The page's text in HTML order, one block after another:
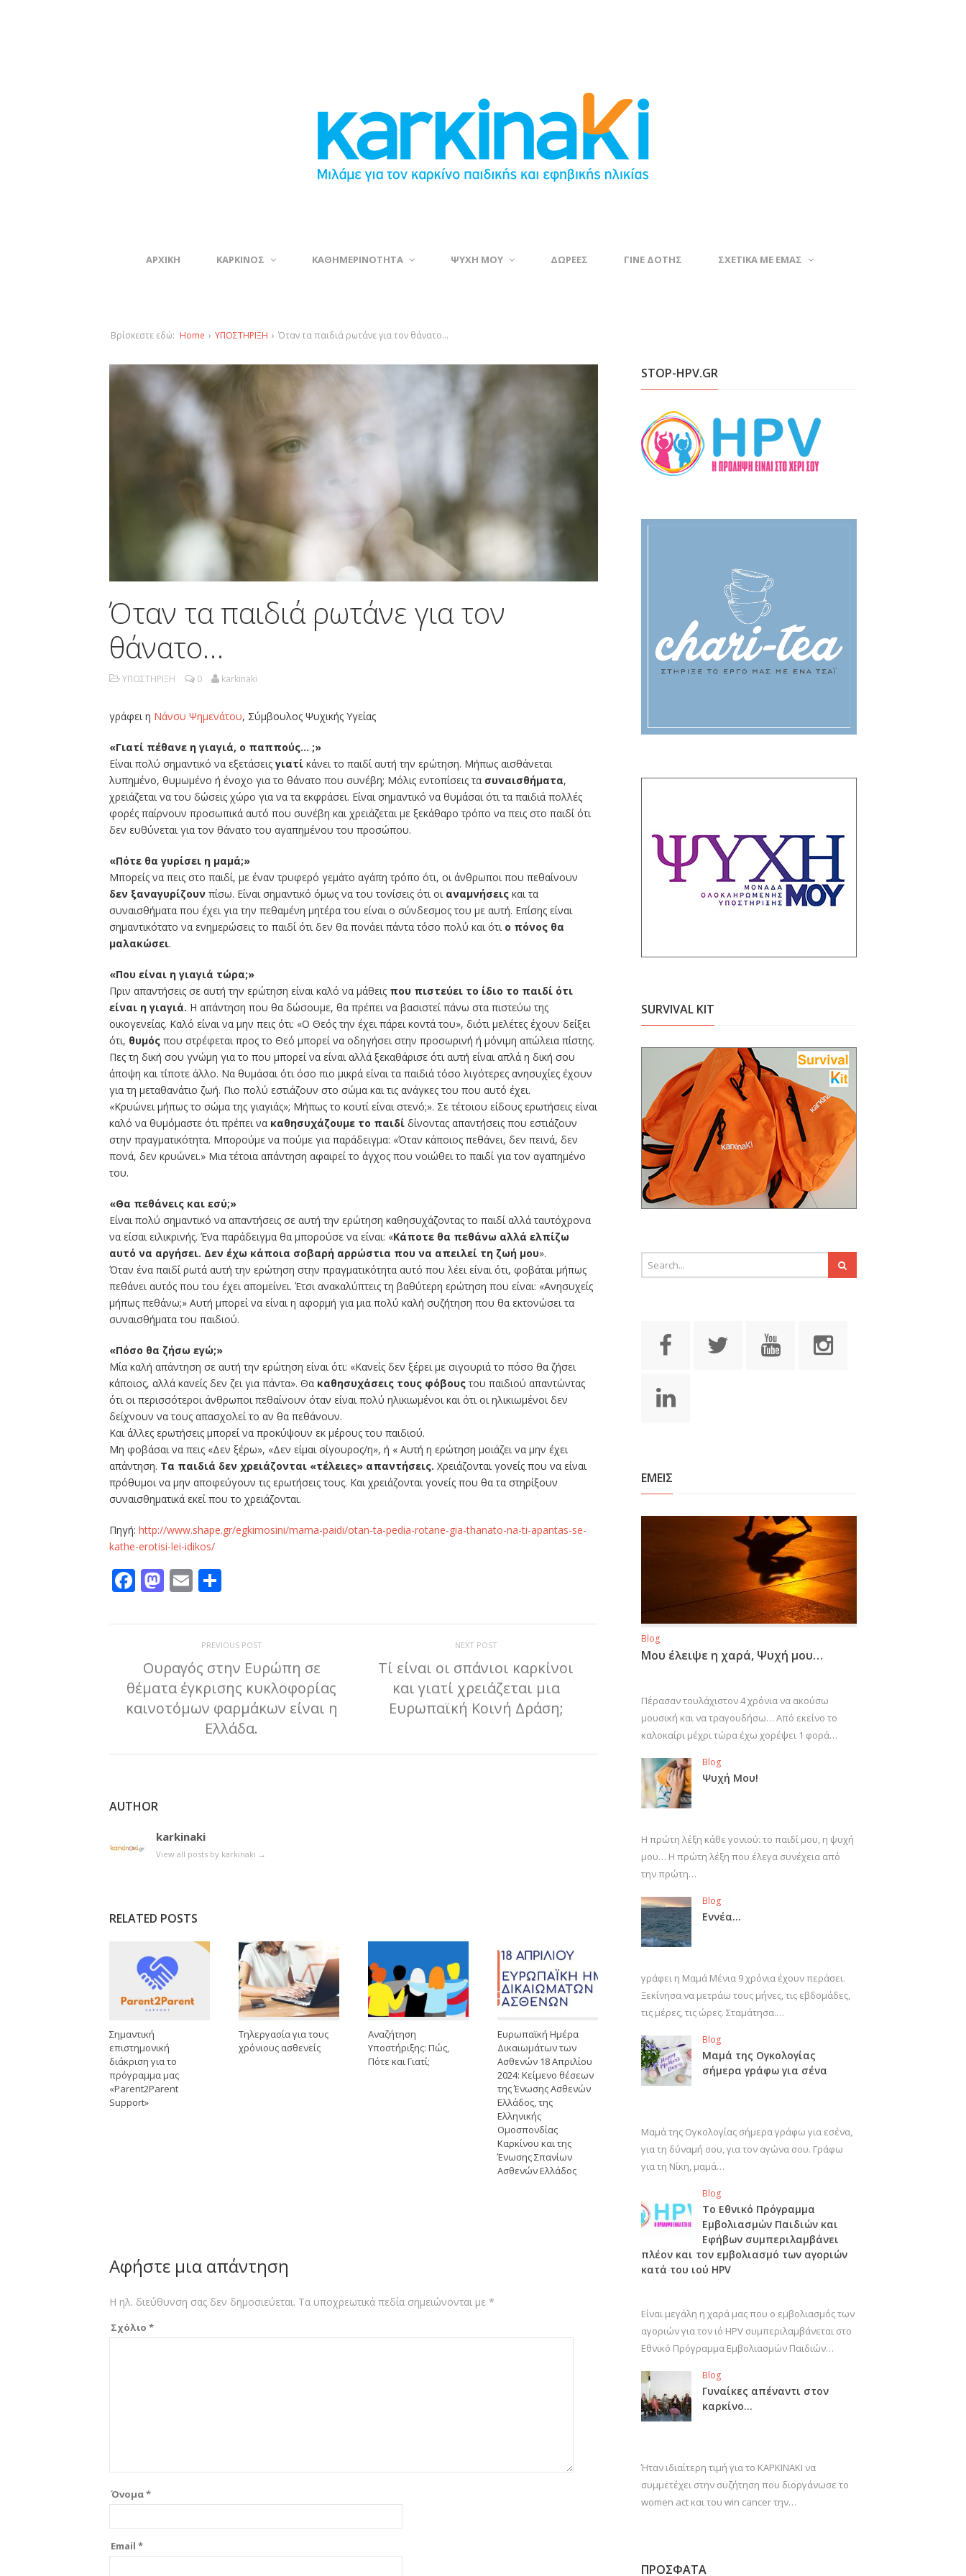
ΑΡΧΙΚΗ ΚΑΡΚΙΝΟΣ ΚΑΘΗΜΕΡΙΝΟΤΗΤΑ ΨΥΧΗ ΜΟΥ ΔΩΡΕΕΣ ΓΙΝΕ ΔΟΤΗΣ ΣΧΕΤΙΚΑ ΜΕ ΕΜΑΣ
Βρίσκεστε εδώ: Home › ΥΠΟΣΤΗΡΙΞΗ › Όταν τα παιδιά ρωτάνε για τον θάνατο…
Όταν τα παιδιά ρωτάνε για τον
θάνατο…
ΥΠΟΣΤΗΡΙΞΗ 0 karkinaki
γράφει η Νάνσυ Ψημενάτου, Σύμβουλος Ψυχικής Υγείας
«Γιατί πέθανε η γιαγιά, ο παππούς… ;»
Είναι πολύ σημαντικό να εξετάσεις γιατί κάνει το παιδί αυτή την ερώτηση. Μήπως αισθάνεται
λυπημένο, θυμωμένο ή ένοχο για το θάνατο που συνέβη; Μόλις εντοπίσεις τα συναισθήματα,
χρειάζεται να του δώσεις χώρο για να τα εκφράσει. Είναι σημαντικό να θυμάσαι ότι τα παιδιά πολλές
φορές παίρνουν προσωπικά αυτό που συνέβη και χρειάζεται με ξεκάθαρο τρόπο να πεις στο παιδί ότι
δεν ευθύνεται για τον θάνατο του αγαπημένου του προσώπου.
«Πότε θα γυρίσει η μαμά;»
Μπορείς να πεις στο παιδί, με έναν τρυφερό γεμάτο αγάπη τρόπο ότι, οι άνθρωποι που πεθαίνουν
δεν ξαναγυρίζουν πίσω. Είναι σημαντικό όμως να του τονίσεις ότι οι αναμνήσεις και τα
συναισθήματα που έχει για την πεθαμένη μητέρα του είναι ο σύνδεσμος του με αυτή. Επίσης είναι
σημαντικότατο να ενημερώσεις το παιδί ότι δεν θα πονάει πάντα τόσο πολύ και ότι ο πόνος θα
μαλακώσει.
«Που είναι η γιαγιά τώρα;»
Πριν απαντήσεις σε αυτή την ερώτηση είναι καλό να μάθεις που πιστεύει το ίδιο το παιδί ότι
είναι η γιαγιά. Η απάντηση που θα δώσουμε, θα πρέπει να βασιστεί πάνω στα πιστεύω της
οικογενείας. Καλό είναι να μην πεις ότι: «Ο Θεός την έχει πάρει κοντά του», διότι μελέτες έχουν δείξει
ότι, θυμός που στρέφεται προς το Θεό μπορεί να οδηγήσει στην προσωρινή ή μόνιμη απώλεια πίστης.
Πες τη δική σου γνώμη για το που μπορεί να είναι αλλά ξεκαθάρισε ότι αυτή είναι απλά η δική σου
άποψη και τίποτε άλλο. Να θυμάσαι ότι όσο πιο μικρά είναι τα παιδιά τόσο λιγότερες ανησυχίες έχουν
για τη μεταθανάτιο ζωή. Πιο πολύ εστιάζουν στο σώμα και τις ανάγκες του που αυτό έχει.
«Κρυώνει μήπως το σώμα της γιαγιάς»; Μήπως το κουτί είναι στενό;». Σε τέτοιου είδους ερωτήσεις είναι
καλό να θυμόμαστε ότι πρέπει να καθησυχάζουμε το παιδί δίνοντας απαντήσεις που εστιάζουν
στην πραγματικότητα. Μπορούμε να πούμε για παράδειγμα: «Όταν κάποιος πεθάνει, δεν πεινά, δεν
πονά, δεν κρυώνει.» Μια τέτοια απάντηση αφαιρεί το άγχος που νοιώθει το παιδί για τον αγαπημένο
του.
«Θα πεθάνεις και εσύ;»
Είναι πολύ σημαντικό να απαντήσεις σε αυτή την ερώτηση καθησυχάζοντας το παιδί αλλά ταυτόχρονα
να είσαι ειλικρινής. Ένα παράδειγμα θα μπορούσε να είναι: «Κάποτε θα πεθάνω αλλά ελπίζω
αυτό να αργήσει. Δεν έχω κάποια σοβαρή αρρώστια που να απειλεί τη ζωή μου».
Όταν ένα παιδί ρωτά αυτή την ερώτηση στην πραγματικότητα αυτό που λέει είναι ότι, φοβάται μήπως
πεθάνει αυτός που του έχει απομείνει. Έτσι ανακαλύπτεις τη βαθύτερη ερώτηση που είναι: «Ανησυχείς
μήπως πεθάνω;» Αυτή μπορεί να είναι η αφορμή για μια πολύ καλή συζήτηση που θα εκτονώσει τα
συναισθήματα του παιδιού.
«Πόσο θα ζήσω εγώ;»
Μία καλή απάντηση σε αυτή την ερώτηση είναι ότι: «Κανείς δεν ξέρει με σιγουριά το πόσο θα ζήσει
κάποιος, αλλά κανείς δεν ζει για πάντα». Θα καθησυχάσεις τους φόβους του παιδιού απαντώντας
ότι οι περισσότεροι άνθρωποι πεθαίνουν όταν είναι πολύ ηλικιωμένοι και ότι οι ηλικιωμένοι δεν
δείχνουν να τους απασχολεί το αν θα πεθάνουν.
Και άλλες ερωτήσεις μπορεί να προκύψουν εκ μέρους του παιδιού.
Μη φοβάσαι να πεις «Δεν ξέρω», «Δεν είμαι σίγουρος/η», ή « Αυτή η ερώτηση μοιάζει να μην έχει
απάντηση. Τα παιδιά δεν χρειάζονται «τέλειες» απαντήσεις. Χρειάζονται γονείς που να είναι
πρόθυμοι να μην αποφεύγουν τις ερωτήσεις τους. Και χρειάζονται γονείς που θα τα στηρίξουν
συναισθηματικά εκεί που το χρειάζονται.
Πηγή: http://www.shape.gr/egkimosini/mama-paidi/otan-ta-pedia-rotane-gia-thanato-na-ti-apantas-se-
kathe-erotisi-lei-idikos/
Facebook
Mastodon
Email
PREVIOUS POST
Ουραγός στην Ευρώπη σε
θέματα έγκρισης κυκλοφορίας
καινοτόμων φαρμάκων είναι η
Ελλάδα.
NEXT POST
Τί είναι οι σπάνιοι καρκίνοι
και γιατί χρειάζεται μια
Ευρωπαϊκή Κοινή Δράση;
AUTHOR
karkinaki
View all posts by karkinaki →
RELATED POSTS
Σημαντική
επιστημονική
διάκριση για το
πρόγραμμα μας
«Parent2Parent
Support»
Τηλεργασία για τους
χρόνιους ασθενείς
Αναζήτηση
Υποστήριξης: Πώς,
Πότε και Γιατί;
Ευρωπαϊκή Ημέρα
Δικαιωμάτων των
Ασθενών 18 Απριλίου
2024: Κείμενο θέσεων
της Ένωσης Ασθενών
Ελλάδος, της
Ελληνικής
Ομοσπονδίας
Καρκίνου και της
Ένωσης Σπανίων
Ασθενών Ελλάδος
Αφήστε μια απάντηση
Η ηλ. διεύθυνση σας δεν δημοσιεύεται. Τα υποχρεωτικά πεδία σημειώνονται με *
Σχόλιο *
Όνομα*
Email *
STOP-HPV.GR
SURVIVAL KIT
ΕΜΕΙΣ
Blog
Μου έλειψε η χαρά, Ψυχή μου…
Πέρασαν τουλάχιστον 4 χρόνια να ακούσω
μουσική και να τραγουδήσω… Από εκείνο το
καλοκαίρι μέχρι τώρα έχω χορέψει 1 φορά…
Blog
Ψυχή Μου!
Η πρώτη λέξη κάθε γονιού: το παιδί μου, η ψυχή
μου… Η πρώτη λέξη που έλεγα συνέχεια από
την πρώτη…
Blog
Εννέα…
γράφει η Μαμά Μένια 9 χρόνια έχουν περάσει.
Ξεκίνησα να μετράω τους μήνες, τις εβδομάδες,
τις μέρες, τις ώρες. Σταμάτησα.…
Blog
Μαμά της Ογκολογίας
σήμερα γράφω για σένα
Μαμά της Ογκολογίας σήμερα γράφω για εσένα,
για τη δύναμή σου, για τον αγώνα σου. Γράφω
για τη Νίκη, μαμά…
Blog
Το Εθνικό Πρόγραμμα
Εμβολιασμών Παιδιών και
Εφήβων συμπεριλαμβάνει
πλέον και τον εμβολιασμό των αγοριών
κατά του ιού HPV
Είναι μεγάλη η χαρά μας που ο εμβολιασμός των
αγοριών για τον ιό HPV συμπεριλαμβάνεται στο
Εθνικό Πρόγραμμα Εμβολιασμών Παιδιών…
Blog
Γυναίκες απέναντι στον
καρκίνο…
Ήταν ιδιαίτερη τιμή για το ΚΑΡΚΙΝΑΚΙ να
συμμετέχει στην συζήτηση που διοργάνωσε το
women act και του win cancer την…
ΠΡΟΣΦΑΤΑ